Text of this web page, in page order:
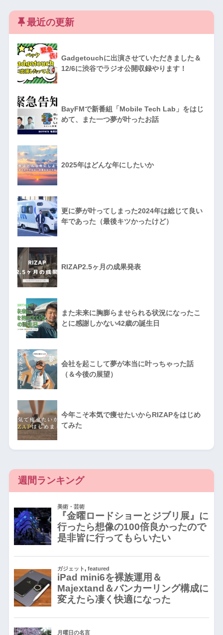
最近の更新
Gadgetouchに出演させていただきました＆
12/6に渋谷でラジオ公開収録やります！
BayFMで新番組「Mobile Tech Lab」をはじ
めて、また一つ夢が叶ったお話
2025年はどんな年にしたいか
更に夢が叶ってしまった2024年は総じて良い
年であった（最後キツかったけど）
RIZAP2.5ヶ月の成果発表
また未来に胸膨らませられる状況になったこ
とに感謝しかない42歳の誕生日
会社を起こして夢が本当に叶っちゃった話
（＆今後の展望）
今年こそ本気で痩せたいからRIZAPをはじめ
てみた
週間ランキング